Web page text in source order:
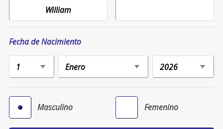
Fecha de Nacimiento
Masculino Femenino